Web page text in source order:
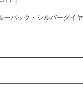
ーバック・シルバーダイヤ